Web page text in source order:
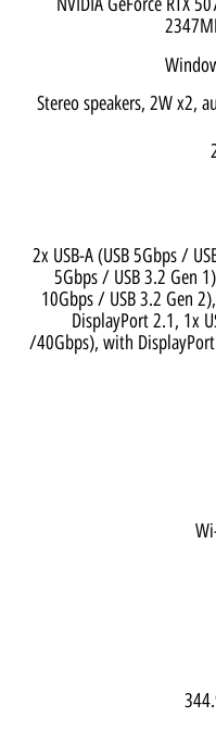
Stereo speakers, 2W x2,
2x USB-A (USB 5Gbps /
5Gbps / USB 3.2 Gen
10Gbps / USB 3.2 Gen
DisplayPort 2.1, 1x
40Gbps), with